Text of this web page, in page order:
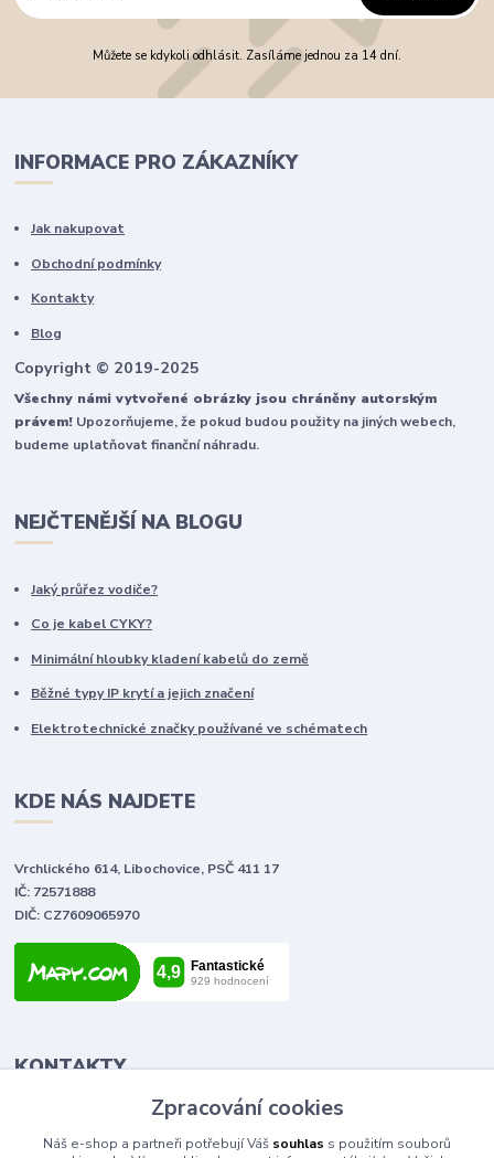
Můžete se kdykoli odhlásit. Zasíláme jednou za 14 dní.
INFORMACE PRO ZÁKAZNÍKY
Jak nakupovat
Obchodní podmínky
Kontakty
Blog
Copyright © 2019-2025
Všechny námi vytvořené obrázky jsou chráněny autorským
právem! Upozorňujeme, že pokud budou použity na jiných webech,
budeme uplatňovat finanční náhradu.
NEJČTENĚJŠÍ NA BLOGU
Jaký průřez vodiče?
Co je kabel CYKY?
Minimální hloubky kladení kabelů do země
Běžné typy IP krytí a jejich značení
Elektrotechnické značky používané ve schématech
KDE NÁS NAJDETE
Vrchlického 614, Libochovice, PSČ 411 17
IČ: 72571888
DIČ: CZ7609065970
KONTAKTY
Tomáš Vlček
Zpracování cookies
Náš e-shop a partneři potřebují Váš souhlas s použitím souborů